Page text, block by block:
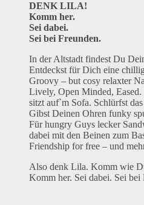
DENK LILA!
Komm her.
Sei dabei.
Sei bei Freunden.
In der Altstadt findest Du
Entdeckst für Dich eine
Groovy – but cosy relaxter
Lively, Open Minded,
sitzt auf`m Sofa. Schlürfst
Gibst Deinen Ohren funky
Für hungry Guys lecker
dabei mit den Beinen zum
Friendship for free – und
Also denk Lila. Komm wie
Komm her. Sei dabei. Sei bei